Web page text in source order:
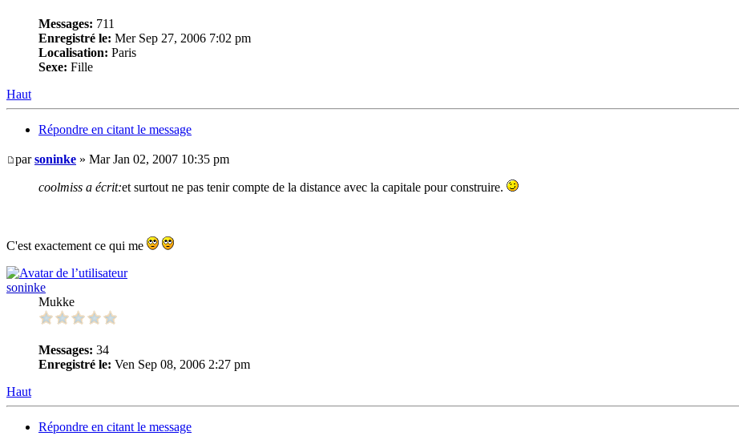
Messages: 711
Enregistré le: Mer Sep 27, 2006 7:02 pm
Localisation: Paris
Sexe: Fille
Haut
Répondre en citant le message
parsoninke » Mar Jan 02, 2007 10:35 pm
coolmiss a écrit:et surtout ne pas tenir compte de la distance avec la capitale pour construire.
C'est exactement ce qui me
soninke
Mukke
Messages: 34
Enregistré le: Ven Sep 08, 2006 2:27 pm
Haut
Répondre en citant le message